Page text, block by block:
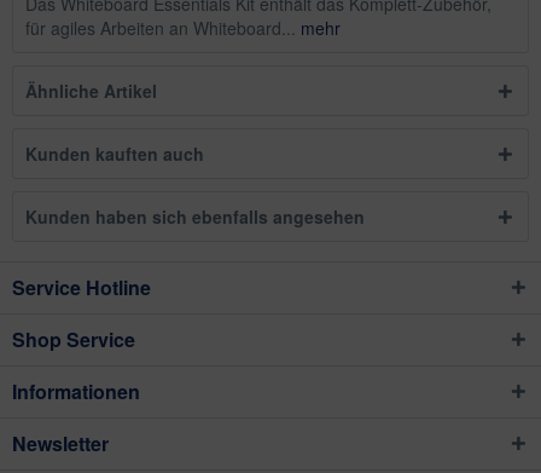
für agiles Arbeiten an Whiteboard... mehr
Ähnliche Artikel
Kunden kauften auch
Kunden haben sich ebenfalls angesehen
Service Hotline
Shop Service
Informationen
Newsletter